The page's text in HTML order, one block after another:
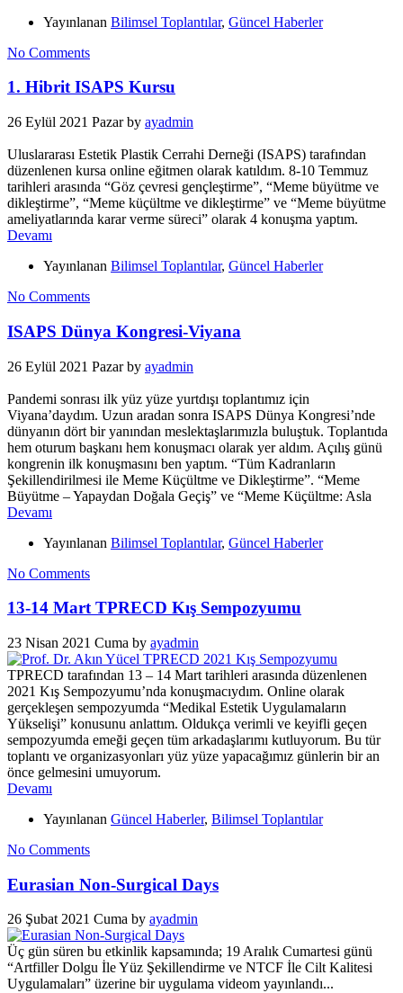
Yayınlanan Bilimsel Toplantılar, Güncel Haberler
No Comments
1. Hibrit ISAPS Kursu
26 Eylül 2021 Pazar by ayadmin
Uluslararası Estetik Plastik Cerrahi Derneği (ISAPS) tarafından
düzenlenen kursa online eğitmen olarak katıldım. 8-10 Temmuz
tarihleri arasında “Göz çevresi gençleştirme”, “Meme büyütme ve
dikleştirme”, “Meme küçültme ve dikleştirme” ve “Meme büyütme
ameliyatlarında karar verme süreci” olarak 4 konuşma yaptım.
Devamı
Yayınlanan Bilimsel Toplantılar, Güncel Haberler
No Comments
ISAPS Dünya Kongresi-Viyana
26 Eylül 2021 Pazar by ayadmin
Pandemi sonrası ilk yüz yüze yurtdışı toplantımız için
Viyana’daydım. Uzun aradan sonra ISAPS Dünya Kongresi’nde
dünyanın dört bir yanından meslektaşlarımızla buluştuk. Toplantıda
hem oturum başkanı hem konuşmacı olarak yer aldım. Açılış günü
kongrenin ilk konuşmasını ben yaptım. “Tüm Kadranların
Şekillendirilmesi ile Meme Küçültme ve Dikleştirme”. “Meme
Büyütme – Yapaydan Doğala Geçiş” ve “Meme Küçültme: Asla
Devamı
Yayınlanan Bilimsel Toplantılar, Güncel Haberler
No Comments
13-14 Mart TPRECD Kış Sempozyumu
23 Nisan 2021 Cuma by ayadmin
TPRECD tarafından 13 – 14 Mart tarihleri arasında düzenlenen
2021 Kış Sempozyumu’nda konuşmacıydım. Online olarak
gerçekleşen sempozyumda “Medikal Estetik Uygulamaların
Yükselişi” konusunu anlattım. Oldukça verimli ve keyifli geçen
sempozyumda emeği geçen tüm arkadaşlarımı kutluyorum. Bu tür
toplantı ve organizasyonları yüz yüze yapacağımız günlerin bir an
önce gelmesini umuyorum.
Devamı
Yayınlanan Güncel Haberler, Bilimsel Toplantılar
No Comments
Eurasian Non-Surgical Days
26 Şubat 2021 Cuma by ayadmin
Üç gün süren bu etkinlik kapsamında; 19 Aralık Cumartesi günü
“Artfiller Dolgu İle Yüz Şekillendirme ve NTCF İle Cilt Kalitesi
Uygulamaları” üzerine bir uygulama videom yayınlandı...